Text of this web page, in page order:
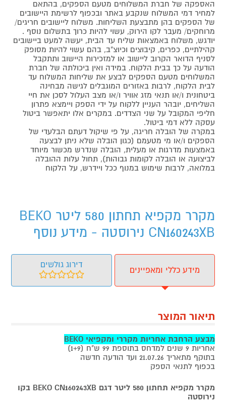
האספקה של חברת המשלוחים מטעם הספקים, בהתאם
למחיר דמי המשלוח שנקבע באתר ובכפוף לרשימת היישובים
של הספקים בהן מתבצעת השליחות. משלוח ליישובים חריגים/
מרוחקים/ מעבר לקו הירוק, עשוי להיות כרוך בתשלום נוסף .
יודגש, משלוח באמצאות שליח עד הבית, יעשה למעט ביישובים
קהילתיים, כפרים, קיבוצים וכיוצ"ב, בהם עשוי להיות מסופק
לסניף הדואר הקרוב ליישוב או למזכירות היישוב ותתקבל
הודעה על כך בבית הלקוח. במידה ואין ביכולתה של חברת
המשלוחים מטעם הספקים לבצע את שליחות המשלוח עד
לבית הלקוח, לרבות באזורים המוגבלים לגישה מבחינה
ביטחונית ו/או תנאי מזג אוויר ו/או מצב העלול לסכן את חיי
השליחים, יובהר העניין ללקוח על ידי הספק ויימצא פתרון
חליפי המקובל על שני הצדדים. במקרים אלו יתאפשר ביטול
עסקה ללא דמי ביטול.
במקרה של הובלה חריגה, על פי שיקול דעתם הבלעדי של
הספקים ו/או מי מטעמם (כגון הובלה שלא ניתן לבצעה
באמצעות מדרגות או מעלית, הובלה שנדרש מכשור מיוחד
לביצועה או הובלה לקומות גבוהות), תחול עלות ההובלה
במלואה, לרבות שימוש במנוף ככל ויידרש, על הלקוח
מקרר מקפיא תחתון 580 ליטר BEKO
CN160243XB נירוסטה - מידע נוסף
מידע כללי ומאפיינים
דירוג גולשים
תיאור המוצר
מבצע הרחבת אחריות מקררי ומקפיאי BEKO
אחריות 9 שנים למדחס בתוספת 99 ש"ח (1+9)
בתוקף מתאריך 21.07.26 ועד הודעה חדשה
בכפוף לתנאי הספק
מקרר מקפיא תחתון 580 ליטר דגם BEKO CN160243XB בקו
נירוסטה